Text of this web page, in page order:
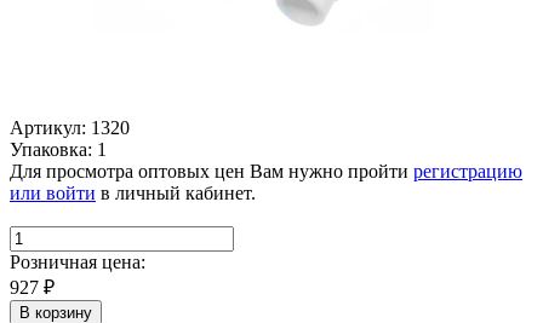
Артикул: 1320
Упаковка: 1
Для просмотра оптовых цен Вам нужно пройти регистрацию
или войти в личный кабинет.
Розничная цена:
927 ₽
В корзину